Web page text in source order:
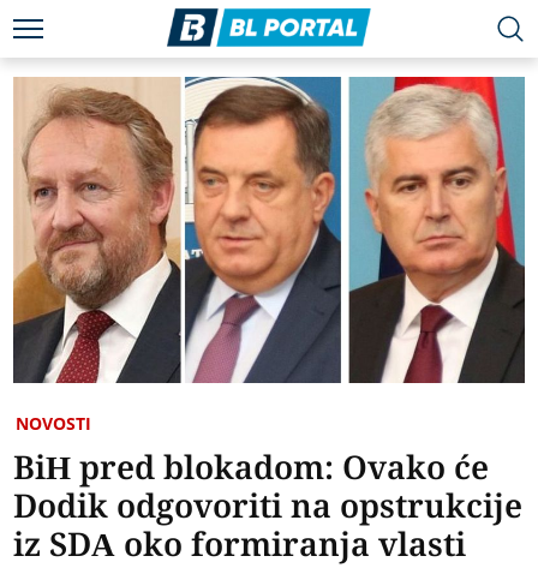
NOVOSTI
BiH pred blokadom: Ovako će
Dodik odgovoriti na opstrukcije
iz SDA oko formiranja vlasti